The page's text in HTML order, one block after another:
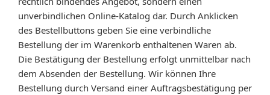
unverbindlichen Online-Katalog dar. Durch Anklicken
des Bestellbuttons geben Sie eine verbindliche
Bestellung der im Warenkorb enthaltenen Waren ab.
Die Bestätigung der Bestellung erfolgt unmittelbar nach
dem Absenden der Bestellung. Wir können Ihre
Bestellung durch Versand einer Auftragsbestätigung per